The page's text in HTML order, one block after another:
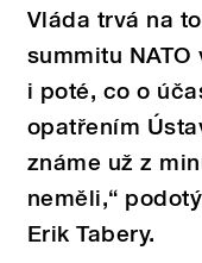
Vláda trvá na
summitu
i poté, co o
opatřením
známe už z
neměli,“
Erik Tabery.